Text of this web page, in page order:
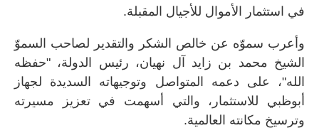
في استثمار الأموال للأجيال المقبلة.
وأعرب سموّه عن خالص الشكر والتقدير لصاحب السموّ
الشيخ محمد بن زايد آل نهيان، رئيس الدولة، "حفظه
الله"، على دعمه المتواصل وتوجيهاته السديدة لجهاز
أبوظبي للاستثمار، والتي أسهمت في تعزيز مسيرته
وترسيخ مكانته العالمية.